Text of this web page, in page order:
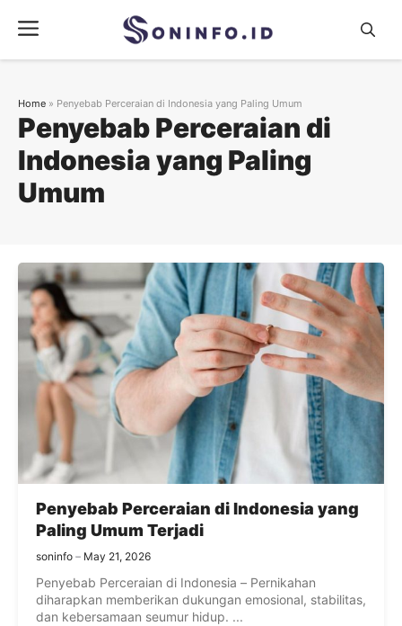
content
Menu
Penyebab Perceraian di
Indonesia yang Paling
Umum
Home » Penyebab Perceraian di Indonesia yang Paling Umum
Penyebab Perceraian di Indonesia yang
Paling Umum Terjadi
soninfo May 21, 2026
Penyebab Perceraian di Indonesia – Pernikahan
diharapkan memberikan dukungan emosional, stabilitas,
dan kebersamaan seumur hidup. ...